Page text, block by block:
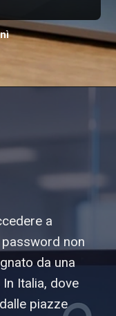
a
non
da una
Italia, dove
piazze